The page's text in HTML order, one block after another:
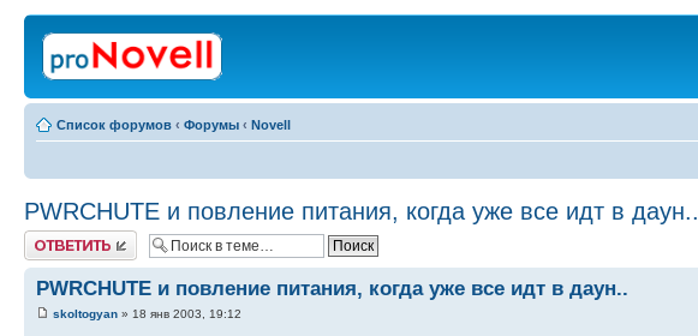
Список форумов ‹ Форумы ‹ Novell
PWRCHUTE и повление питания, когда уже все идт в даун..
Ответить
PWRCHUTE и повление питания, когда уже все идт в даун..
skoltogyan » 18 янв 2003, 19:12